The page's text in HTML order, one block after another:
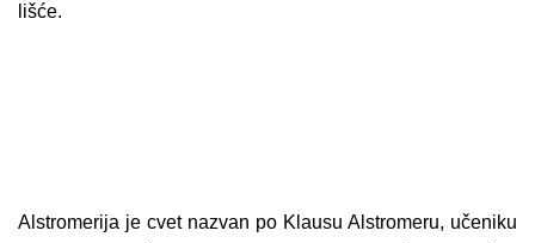
lišće.
Alstromerija je cvet nazvan po Klausu Alstromeru, učeniku